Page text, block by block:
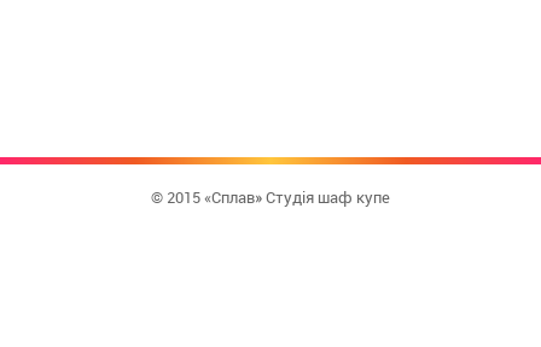
© 2015 «Сплав» Студія шаф купе